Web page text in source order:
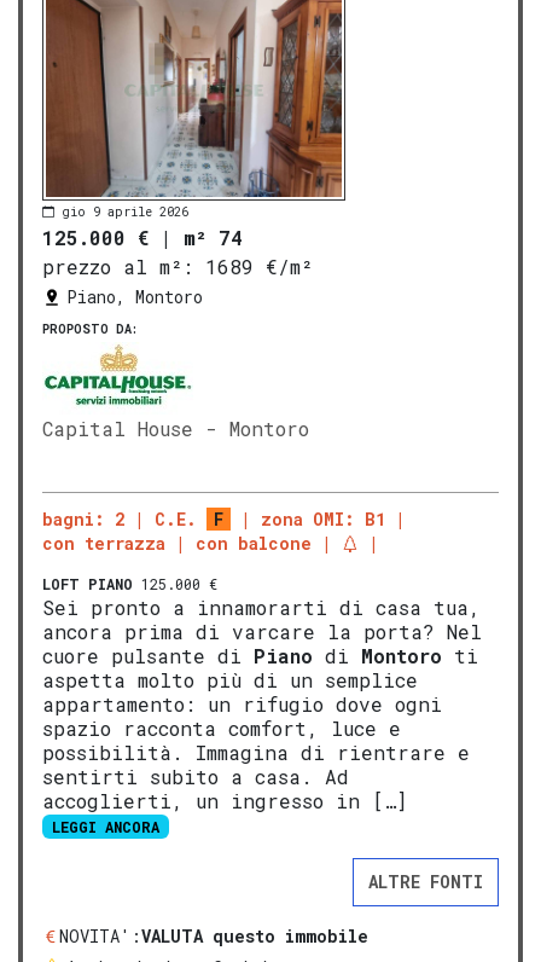
gio 9 aprile 2026
125.000 € | m² 74
prezzo al m²:
1689 €/m²
Piano, Montoro
PROPOSTO DA:
Capital House - Montoro
bagni: 2 C.E. F
zona OMI: B1
con terrazza
con balcone
LOFT PIANO 125.000 €
Sei pronto a innamorarti di casa tua,
ancora prima di varcare la porta? Nel
cuore pulsante di Piano di Montoro ti
aspetta molto più di un semplice
appartamento: un rifugio dove ogni
spazio racconta comfort, luce e
possibilità. Immagina di rientrare e
sentirti subito a casa. Ad
accoglierti, un ingresso in […]
LEGGI ANCORA
ALTRE FONTI
NOVITA':VALUTA questo immobile